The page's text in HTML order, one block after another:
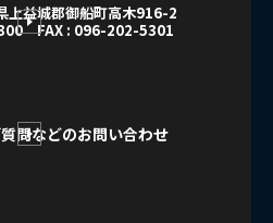
上益城郡御船町高木916-2
FAX : 096-202-5301
問などのお問い合わせ